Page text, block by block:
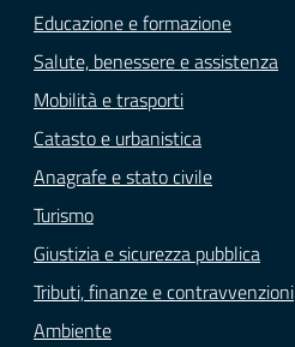
Educazione e formazione
Salute, benessere e assistenza
Mobilità e trasporti
Catasto e urbanistica
Anagrafe e stato civile
Turismo
Giustizia e sicurezza pubblica
Tributi, finanze e contravvenzioni
Ambiente